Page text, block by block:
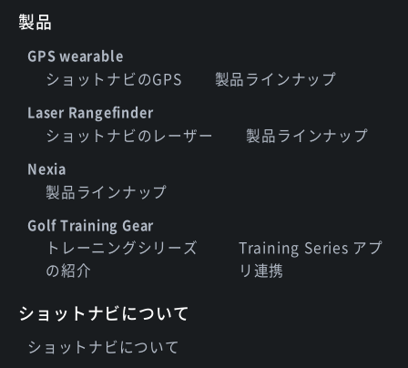
製品
GPS wearable
ショットナビのGPS 製品ラインナップ
Laser Rangefinder
ショットナビのレーザー 製品ラインナップ
Nexia
製品ラインナップ
Golf Training Gear
トレーニングシリーズ
の紹介
Training Series アプ
リ連携
ショットナビについて
ショットナビについて